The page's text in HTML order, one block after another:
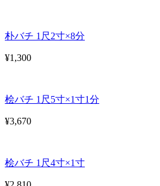
朴バチ 1尺2寸×8分
¥1,300
桧バチ 1尺5寸×1寸1分
¥3,670
桧バチ 1尺4寸×1寸